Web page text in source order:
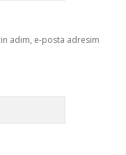
adım, e-posta adresim